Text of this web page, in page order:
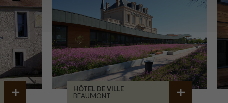
HÔTEL DE VILLE
BEAUMONT